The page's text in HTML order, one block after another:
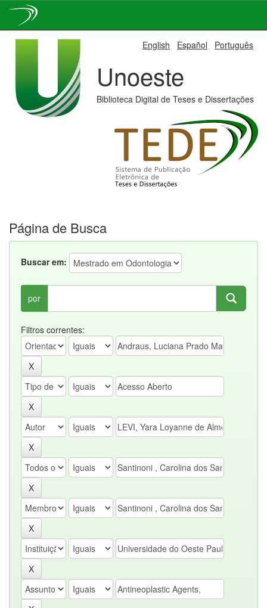
English Español Português
Unoeste
Biblioteca Digital de Teses e Dissertações
Página de Busca
Buscar em:
por
Filtros correntes: